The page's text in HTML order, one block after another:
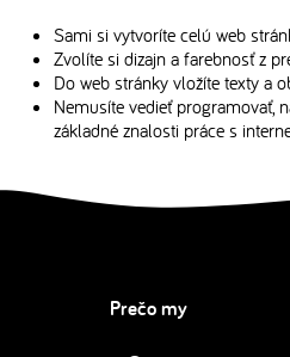
Sami si vytvoríte celú web
Zvolíte si dizajn a farebnosť z
Do web stránky vložíte texty a
Nemusíte vedieť programovať,
základné znalosti práce s
Prečo my